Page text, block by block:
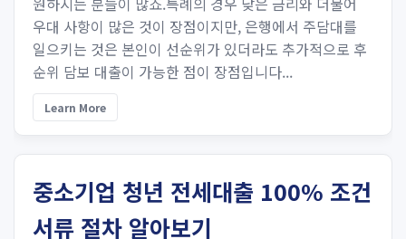
우대 사항이 많은 것이 장점이지만, 은행에서 주담대를
일으키는 것은 본인이 선순위가 있더라도 추가적으로 후
순위 담보 대출이 가능한 점이 장점입니다...
Learn More
중소기업 청년 전세대출 100% 조건
서류 절차 알아보기